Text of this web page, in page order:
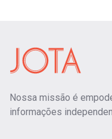
Nossa missão é
informações